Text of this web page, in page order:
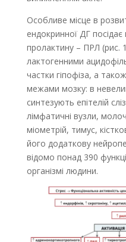
Особливе місце в
ендокринної ДГ посідає
пролактину – ПРЛ (рис.
лактогенними
частки гіпофіза, а
межами мозку: в
синтезують епітелій
лімфатичні вузли,
міометрій, тимус,
його додаткову
відомо понад 390
організмі людини.